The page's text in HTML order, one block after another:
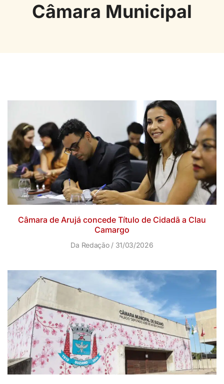
Câmara Municipal
Câmara de Arujá concede Título de Cidadã a Clau
Camargo
Da Redação 31/03/2026